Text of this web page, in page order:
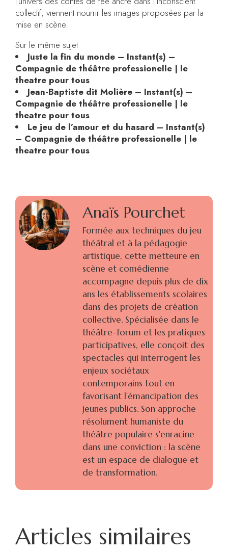
collectif, viennent nourrir les images proposées par la
mise en scène.
Sur le même sujet
Juste la fin du monde – Instant(s) –
Compagnie de théâtre professionelle | le
theatre pour tous
Jean-Baptiste dit Molière – Instant(s) –
Compagnie de théâtre professionelle | le
theatre pour tous
Le jeu de l’amour et du hasard – Instant(s)
– Compagnie de théâtre professionelle | le
theatre pour tous
Anaïs Pourchet
Formée aux techniques du jeu
théâtral et à la pédagogie
artistique, cette metteure en
scène et comédienne
accompagne depuis plus de dix
ans les établissements scolaires
dans des projets de création
collective. Spécialisée dans le
théâtre-forum et les pratiques
participatives, elle conçoit des
spectacles qui interrogent les
enjeux sociétaux
contemporains tout en
favorisant l'émancipation des
jeunes publics. Son approche
résolument humaniste du
théâtre populaire s'enracine
dans une conviction : la scène
est un espace de dialogue et
de transformation.
Articles similaires